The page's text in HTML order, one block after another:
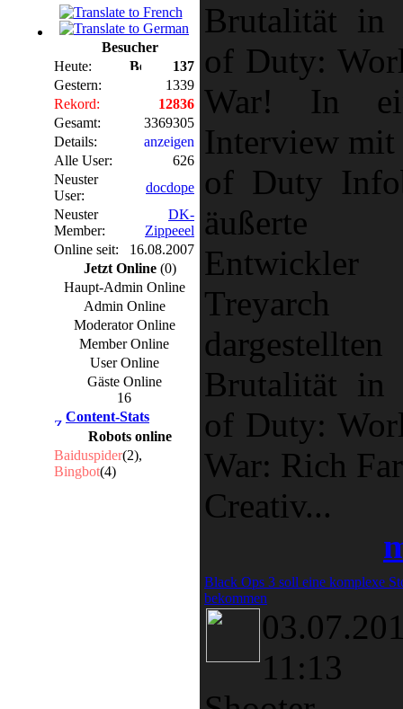
Besucher
Heute:
137
Gestern:
1339
Rekord:
12836
Gesamt:
3369305
Details:
anzeigen
Alle User:
626
Neuster
User:
docdope
Neuster
Member:
DK-
Zippeeel
Online seit:
16.08.2007
Jetzt Online (0)
Haupt-Admin Online
Admin Online
Moderator Online
Member Online
User Online
Gäste Online
16
Content-Stats
Robots online
Baiduspider(2),
Bingbot(4)
Brutalität in
of Duty:
War! In
Interview
of Duty
äußerte
Entwickler
Treyarch
dargestellten
Brutalität in
of Duty:
War: Rich
Creativ...
Black Ops 3 soll eine komplexe
bekommen
11:13